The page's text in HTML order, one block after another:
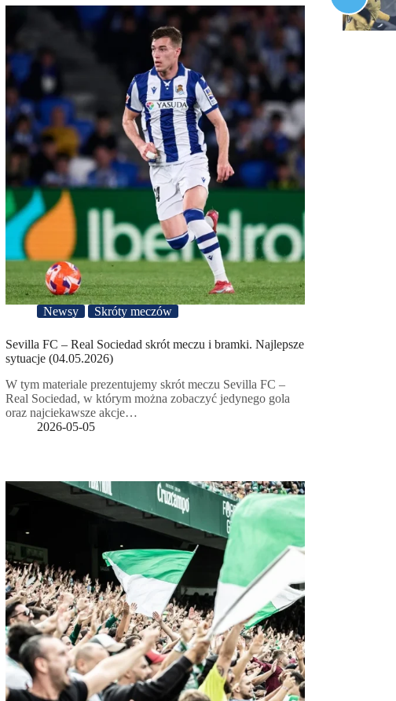
Newsy Skróty meczów
Sevilla FC – Real Sociedad skrót meczu i bramki. Najlepsze
sytuacje (04.05.2026)
W tym materiale prezentujemy skrót meczu Sevilla FC –
Real Sociedad, w którym można zobaczyć jedynego gola
oraz najciekawsze akcje…
2026-05-05